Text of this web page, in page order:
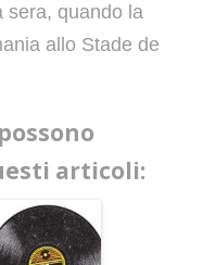
sera, quando la
allo Stade de
articoli: